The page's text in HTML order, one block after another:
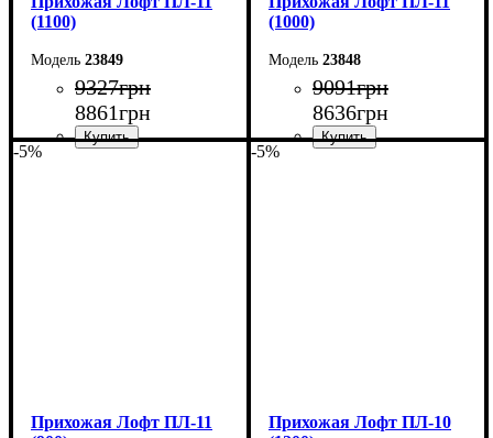
(1100)
23849
9327грн
8861грн
(1000)
23848
9091грн
8636грн
-5%
Прихожая Лофт ПЛ-11
-5%
Прихожая Лофт ПЛ-10